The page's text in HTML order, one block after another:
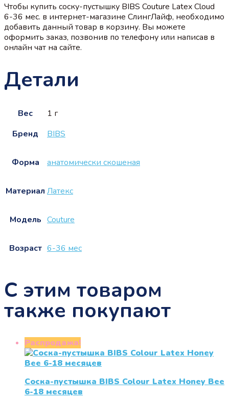
Чтобы купить соску-пустышку BIBS Couture Latex Cloud
6-36 мес. в интернет-магазине СлингЛайф, необходимо
добавить данный товар в корзину. Вы можете
оформить заказ, позвонив по телефону или написав в
онлайн чат на сайте.
Детали
Вес
1 г
Бренд
BIBS
Форма анатомически скошеная
Материал Латекс
Модель Couture
Возраст 6-36 мес
С этим товаром
также покупают
Распродажа!
Соска-пустышка BIBS Colour Latex Honey Bee
6-18 месяцев